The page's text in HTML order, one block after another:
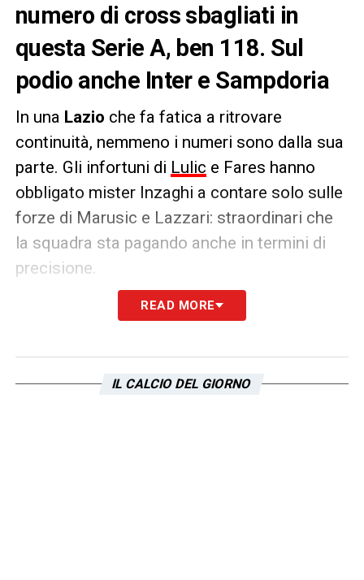
numero di cross sbagliati in
questa Serie A, ben 118. Sul
podio anche Inter e Sampdoria
In una Lazio che fa fatica a ritrovare
continuità, nemmeno i numeri sono dalla sua
parte. Gli infortuni di Lulic e Fares hanno
obbligato mister Inzaghi a contare solo sulle
forze di Marusic e Lazzari: straordinari che
la squadra sta pagando anche in termini di
precisione.
Corriere dello Sport
in Serie A: sono ben 118 i tentativi falliti
contro i 67 andati a buon fine.
READ MORE
IL CALCIO DEL GIORNO